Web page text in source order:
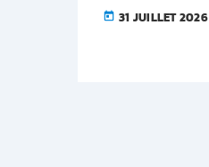
today 31 JUILLET 2026